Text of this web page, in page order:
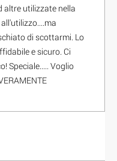
altre utilizzate nella
di scottarmi. Lo
e sicuro. Ci
Speciale..... Voglio